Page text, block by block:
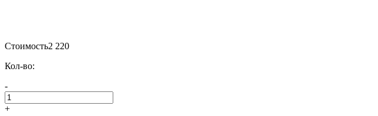
Стоимость2 220
Кол-во:
-
+